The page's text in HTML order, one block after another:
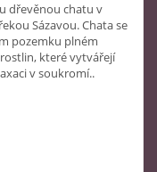
dřevěnou chatu v
Sázavou. Chata se
pozemku plném
které vytvářejí
v soukromí..